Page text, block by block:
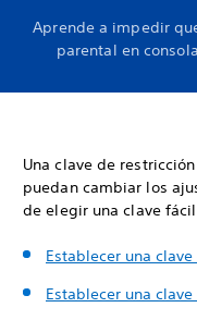
Aprende a impedir
parental en
Una clave de
puedan cambiar los
de elegir una clave
Establecer una
Establecer una